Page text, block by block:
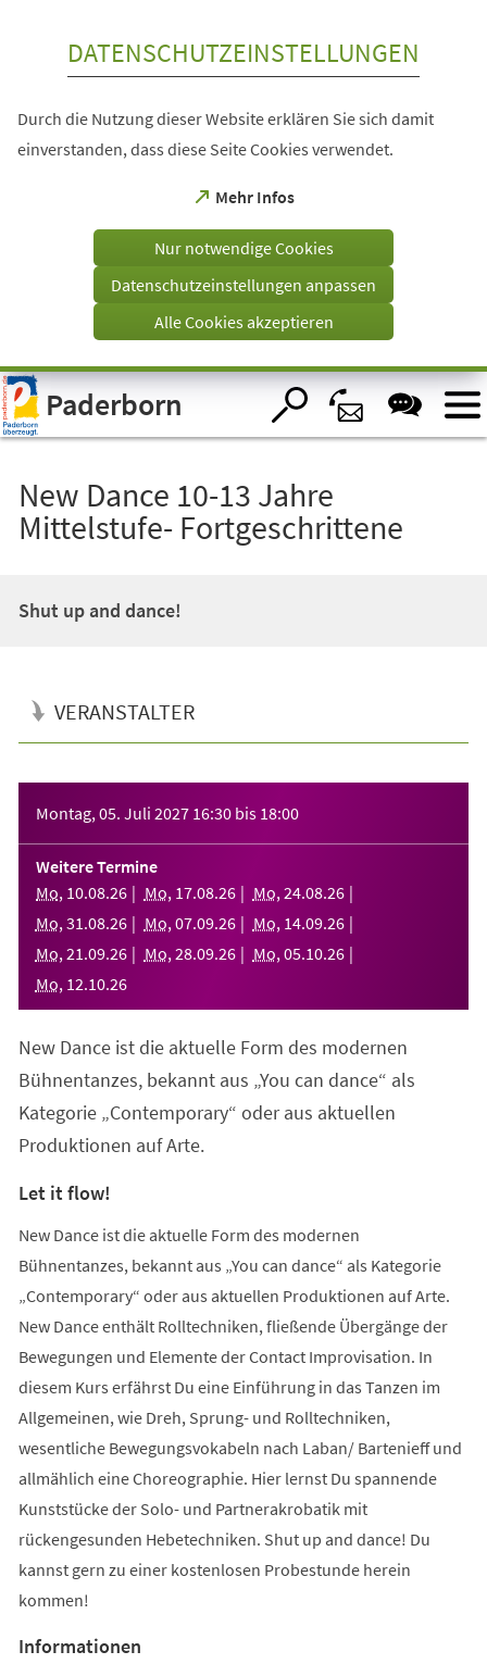
Visuelle
Assistenzsoftware
öffnen.
DATENSCHUTZEINSTELLUNGEN
Durch die Nutzung dieser Website erklären Sie sich damit
einverstanden, dass diese Seite Cookies verwendet.
Mehr Infos
(Öffnet
einem
Tab)
Nur notwendige Cookies
Datenschutzeinstellungen anpassen
Alle Cookies akzeptieren
Paderborn
New Dance 10-13 Jahre
Mittelstufe- Fortgeschrittene
Shut up and dance!
VERANSTALTER
Montag, 05. Juli 2027 16:30 bis 18:00
Weitere Termine
Mo, 10.08.26 Mo, 17.08.26 Mo, 24.08.26
Mo, 31 .08.26 Mo, 07.09.26 Mo, 14.09.26
Mo, 21 .09.26 Mo, 28.09.26 Mo, 05.10.26
Mo, 12.10.26
New Dance ist die aktuelle Form des modernen
Bühnentanzes, bekannt aus „You can dance“ als
Kategorie „Contemporary“ oder aus aktuellen
Produktionen auf Arte.
Let it flow!
New Dance ist die aktuelle Form des modernen
Bühnentanzes, bekannt aus „You can dance“ als Kategorie
„Contemporary“ oder aus aktuellen Produktionen auf Arte.
New Dance enthält Rolltechniken, fließende Übergänge der
Bewegungen und Elemente der Contact Improvisation. In
diesem Kurs erfährst Du eine Einführung in das Tanzen im
Allgemeinen, wie Dreh, Sprung- und Rolltechniken,
wesentliche Bewegungsvokabeln nach Laban/ Bartenieff und
allmählich eine Choreographie. Hier lernst Du spannende
Kunststücke der Solo- und Partnerakrobatik mit
rückengesunden Hebetechniken. Shut up and dance! Du
kannst gern zu einer kostenlosen Probestunde herein
kommen!
Informationen